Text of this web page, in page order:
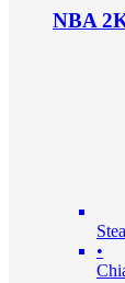
NBA
•